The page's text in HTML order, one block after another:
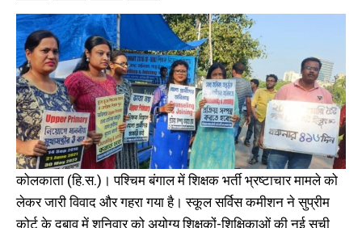
कोलकाता (हि.स.)। पश्चिम बंगाल में शिक्षक भर्ती भ्रष्टाचार मामले को
लेकर जारी विवाद और गहरा गया है। स्कूल सर्विस कमीशन ने सुप्रीम
कोर्ट के दबाव में शनिवार को अयोग्य शिक्षकों-शिक्षिकाओं की नई सूची